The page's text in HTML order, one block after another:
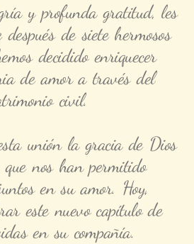
y profunda gratitud, les
después de siete hermosos
decidido enriquecer
de amor a través del
civil.
unión la gracia de Dios
nos han permitido
en su amor. Hoy,
este nuevo capítulo de
en su compañía.